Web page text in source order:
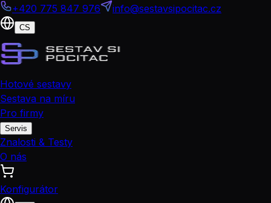
+420 775 847 976 info@sestavsipocitac.cz
CS
Hotové sestavy
Sestava na míru
Pro firmy
Servis
Znalosti & Testy
O nás
Konfigurátor